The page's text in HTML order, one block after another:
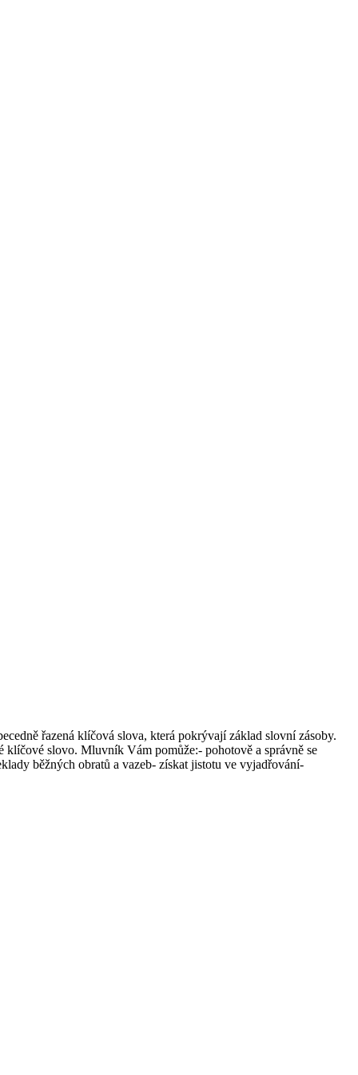
řazená klíčová slova, která pokrývají základ slovní zásoby.
slovo. Mluvník Vám pomůže:- pohotově a správně se
běžných obratů a vazeb- získat jistotu ve vyjadřování-